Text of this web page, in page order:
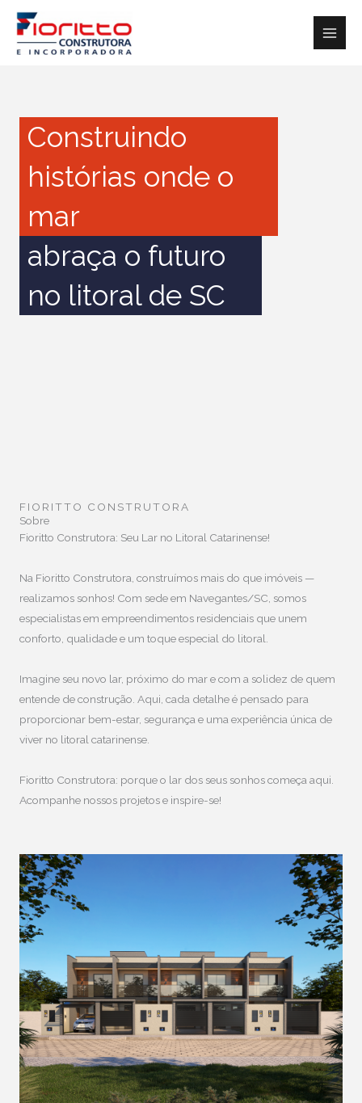
para
Construindo
histórias onde o
mar
abraça o futuro
no litoral de SC
FIORITTO CONSTRUTORA
Sobre
Fioritto Construtora: Seu Lar no Litoral Catarinense!
Na Fioritto Construtora, construímos mais do que imóveis —
realizamos sonhos! Com sede em Navegantes/SC, somos
especialistas em empreendimentos residenciais que unem
conforto, qualidade e um toque especial do litoral.
Imagine seu novo lar, próximo do mar e com a solidez de quem
entende de construção. Aqui, cada detalhe é pensado para
proporcionar bem-estar, segurança e uma experiência única de
viver no litoral catarinense.
Fioritto Construtora: porque o lar dos seus sonhos começa aqui.
Acompanhe nossos projetos e inspire-se!